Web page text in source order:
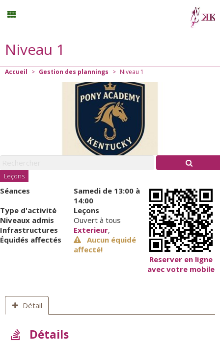
Randonnée
0 Panier
Niveau 1
Accueil > Gestion des plannings > Niveau 1
Leçons
Reserver en ligne
avec votre mobile
Séances Samedi de 13:00 à
14:00
Type d'activité
Leçons
Niveaux admis
Ouvert à tous
Infrastructures
Exterieur,
Équidés affectés
Aucun équidé
affecté!
Détail
Détails